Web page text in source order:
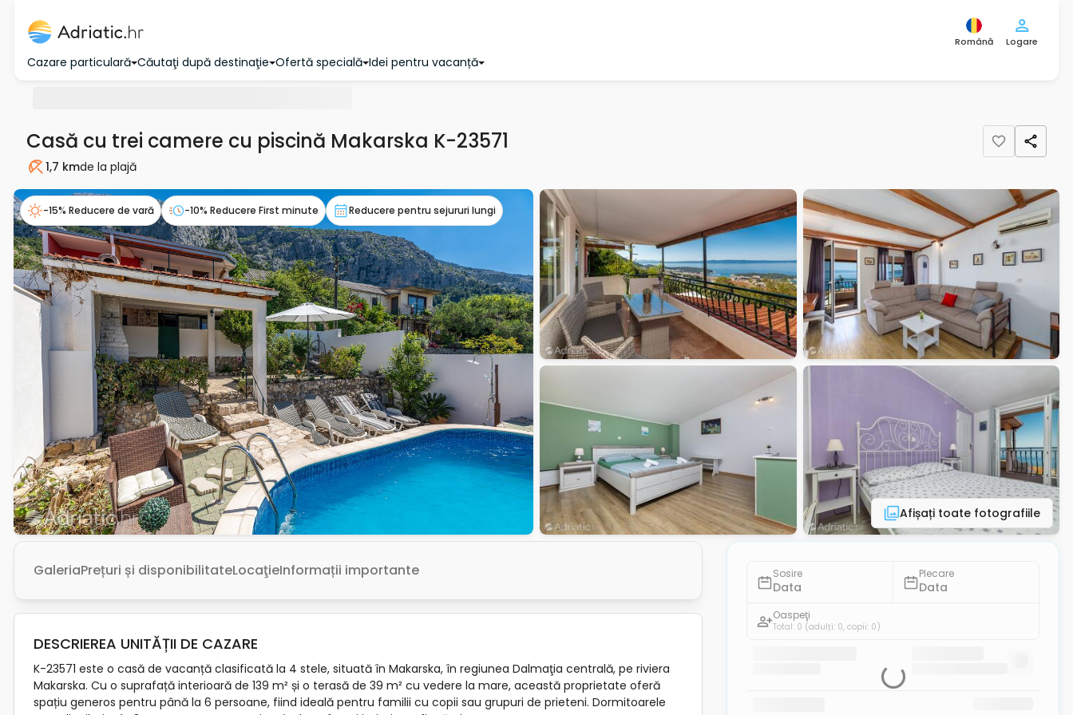
Română Logare
Cazare particulară Căutaţi după destinaţie Ofertă specială Idei pentru vacanță
Casă cu trei camere cu piscină Makarska K-23571
Plaja1,7 kmde la plajă
Afișați toate fotografiile
-15% Reducere de vară -10% Reducere First minute Reducere pentru sejururi lungi
GaleriaPrețuri și disponibilitateLocaţieInformații importante
DESCRIEREA UNITĂȚII DE CAZARE
K-23571 este o casă de vacanță clasificată la 4 stele, situată în Makarska, în regiunea Dalmaţia centrală, pe riviera
Makarska. Cu o suprafață interioară de 139 m² și o terasă de 39 m² cu vedere la mare, această proprietate oferă
spațiu generos pentru până la 6 persoane, fiind ideală pentru familii cu copii sau grupuri de prieteni. Dormitoarele
Sosire
Data
Plecare
Data
Oaspeţi
Total: 0 (adulți: 0, copii: 0)